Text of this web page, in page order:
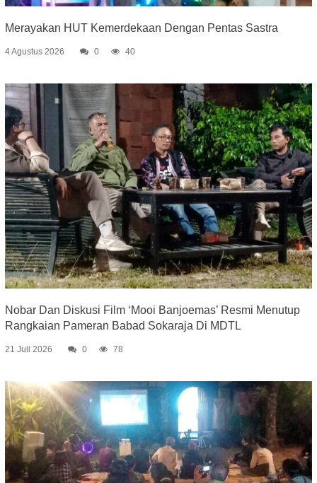
Merayakan HUT Kemerdekaan Dengan Pentas Sastra
4 Agustus 2026 0 40
Nobar Dan Diskusi Film ‘Mooi Banjoemas’ Resmi Menutup
Rangkaian Pameran Babad Sokaraja Di MDTL
21 Juli 2026 0 78